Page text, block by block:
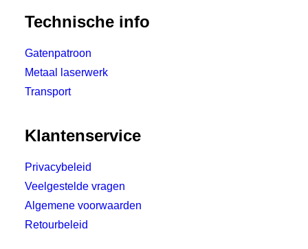
Technische info
Gatenpatroon
Metaal laserwerk
Transport
Klantenservice
Privacybeleid
Veelgestelde vragen
Algemene voorwaarden
Retourbeleid